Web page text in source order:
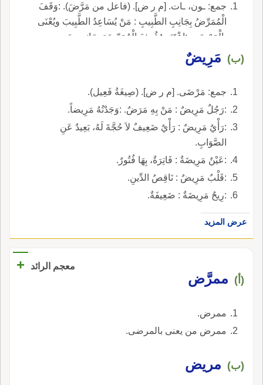
جمع: ـون، ـات. [م ر ض]. (فاعل من مَرَّضَ). :وَقَفَ
الْمُمَرِّضُ بِجَانِبِ الطَّبِيبِ : مَنْ يُسَاعِدُ الطَّبِيبَ ويُعْنَى
بِالْمَرْضَى. :اِعْتَبَرَ وُقُوفَ الْمُمَرِّضَةِ بِجَانِبِ سَرِيرِهِ
كَأَنَّهَا مَلاَكٌ مِنْ مَلاَئِكَةِ الرَّحْمَةِ.
(ب) مَرِيضٌ
جمع: مَرْضَى. [م ر ض]. (صِيغَةُ فَعِيل).
:رَجُلٌ مَرِيضٌ : مَنْ بِهِ مَرَضٌ. :وَجَدْتُهُ مَرِيضاً.
:رَأْيٌ مَرِيضٌ : رَأْيٌ ضَعِيفٌ لاَ حُجَّةَ لَهُ، بَعِيدٌ عَنِ
الصَّوَابِ.
:عَيْنٌ مَرِيضَةٌ : فَاتِرَةٌ، بِهَا فُتُورٌ.
:قَلْبٌ مَرِيضٌ : نَاقِصُ الدِّينِ.
:رِيحٌ مَرِيضَةٌ : ضَعِيفَةٌ.
عرض المزيد
معجم الرائد +
(أ) ممرَّض
ممرض.
ممرض من يعنى بالمرضى.
(ب) مريض